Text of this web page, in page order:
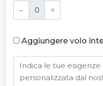
Aggiungere volo